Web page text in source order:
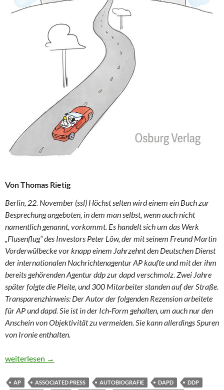
Von Thomas Rietig
Berlin, 22. November (ssl) Höchst selten wird einem ein Buch zur
Besprechung angeboten, in dem man selbst, wenn auch nicht
namentlich genannt, vorkommt. Es handelt sich um das Werk
„Flusenflug“ des Investors Peter Löw, der mit seinem Freund Martin
Vorderwülbecke vor knapp einem Jahrzehnt den Deutschen Dienst
der internationalen Nachrichtenagentur AP kaufte und mit der ihm
bereits gehörenden Agentur ddp zur dapd verschmolz. Zwei Jahre
später folgte die Pleite, und 300 Mitarbeiter standen auf der Straße.
Transparenzhinweis: Der Autor der folgenden Rezension arbeitete
für AP und dapd. Sie ist in der Ich-Form gehalten, um auch nur den
Anschein von Objektivität zu vermeiden. Sie kann allerdings Spuren
von Ironie enthalten.
Von Wohltätern und subalternen Journalisten
weiterlesen →
AP ASSOCIATED PRESS AUTOBIOGRAFIE DAPD
DDP